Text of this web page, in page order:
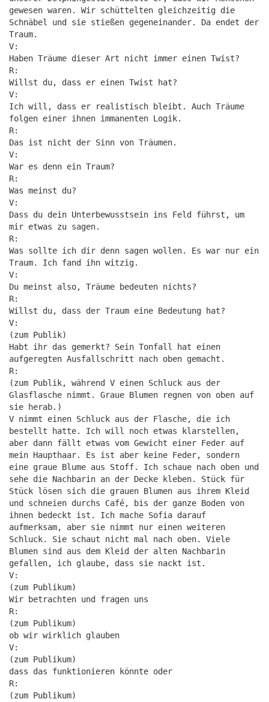
gewesen waren. Wir schüttelten gleichzeitig die
Schnäbel und sie stießen gegeneinander. Da endet der
Traum.
V:
Haben Träume dieser Art nicht immer einen Twist?
R:
Willst du, dass er einen Twist hat?
V:
Ich will, dass er realistisch bleibt. Auch Träume
folgen einer ihnen immanenten Logik.
R:
Das ist nicht der Sinn von Träumen.
V:
War es denn ein Traum?
R:
Was meinst du?
V:
Dass du dein Unterbewusstsein ins Feld führst, um
mir etwas zu sagen.
R:
Was sollte ich dir denn sagen wollen. Es war nur ein
Traum. Ich fand ihn witzig.
V:
Du meinst also, Träume bedeuten nichts?
R:
Willst du, dass der Traum eine Bedeutung hat?
V:
(zum Publik)
Habt ihr das gemerkt? Sein Tonfall hat einen
aufgeregten Ausfallschritt nach oben gemacht.
R:
(zum Publik, während V einen Schluck aus der
Glasflasche nimmt. Graue Blumen regnen von oben auf
sie herab.)
V nimmt einen Schluck aus der Flasche, die ich
bestellt hatte. Ich will noch etwas klarstellen,
aber dann fällt etwas vom Gewicht einer Feder auf
mein Haupthaar. Es ist aber keine Feder, sondern
eine graue Blume aus Stoff. Ich schaue nach oben und
sehe die Nachbarin an der Decke kleben. Stück für
Stück lösen sich die grauen Blumen aus ihrem Kleid
und schneien durchs Café, bis der ganze Boden von
ihnen bedeckt ist. Ich mache Sofia darauf
aufmerksam, aber sie nimmt nur einen weiteren
Schluck. Sie schaut nicht mal nach oben. Viele
Blumen sind aus dem Kleid der alten Nachbarin
gefallen, ich glaube, dass sie nackt ist.
V:
(zum Publikum)
Wir betrachten und fragen uns
R:
(zum Publikum)
ob wir wirklich glauben
V:
(zum Publikum)
dass das funktionieren könnte oder
R:
(zum Publikum)